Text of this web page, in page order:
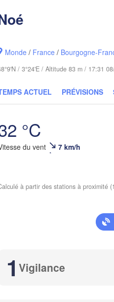
Monde / France / Bourgogne-
/ 3°24'E / Altitude 83 m / 17:31
ACTUEL PRÉVISIONS
°C
du vent 7 km/h
à partir des stations à proximité
1 Vigilance
Berlin
Leipzig
Dresden
Szczecin
AUTRICHE